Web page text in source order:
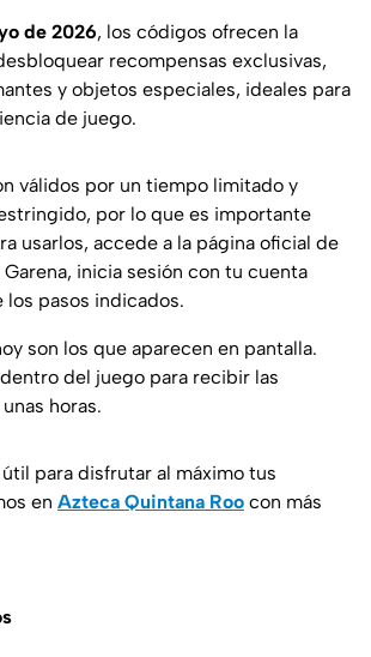
de 2026, los códigos ofrecen la
recompensas exclusivas,
y objetos especiales, ideales para
de juego.
válidos por un tiempo limitado y
por lo que es importante
usarlos, accede a la página oficial de
inicia sesión con tu cuenta
los pasos indicados.
son los que aparecen en pantalla.
del juego para recibir las
horas.
para disfrutar al máximo tus
en Azteca Quintana Roo con más